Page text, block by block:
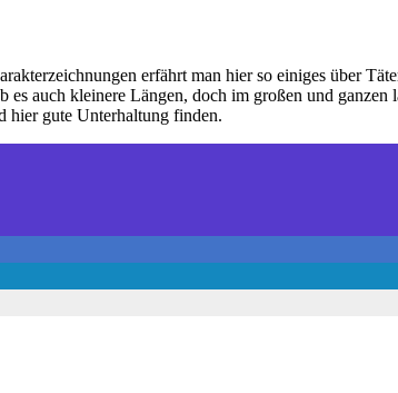
erfährt man hier so einiges über
auch kleinere Längen, doch im großen und
hier gute Unterhaltung finden.